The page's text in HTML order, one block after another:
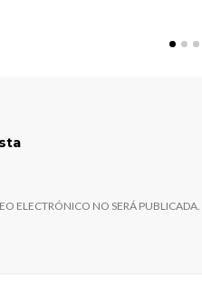
ELECTRÓNICO NO SERÁ PUBLICADA.